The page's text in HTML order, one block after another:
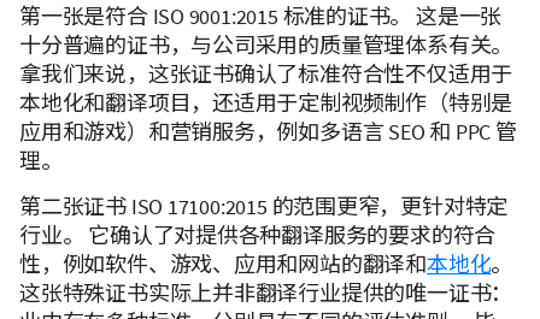
第一张是符合 ISO 9001:2015 标准的证书。 这是一张
十分普遍的证书，与公司采用的质量管理体系有关。
拿我们来说，这张证书确认了标准符合性不仅适用于
本地化和翻译项目，还适用于定制视频制作（特别是
应用和游戏）和营销服务，例如多语言 SEO 和 PPC 管
理。
第二张证书 ISO 17100:2015 的范围更窄，更针对特定
行业。 它确认了对提供各种翻译服务的要求的符合
性，例如软件、游戏、应用和网站的翻译和本地化。
这张特殊证书实际上并非翻译行业提供的唯一证书：